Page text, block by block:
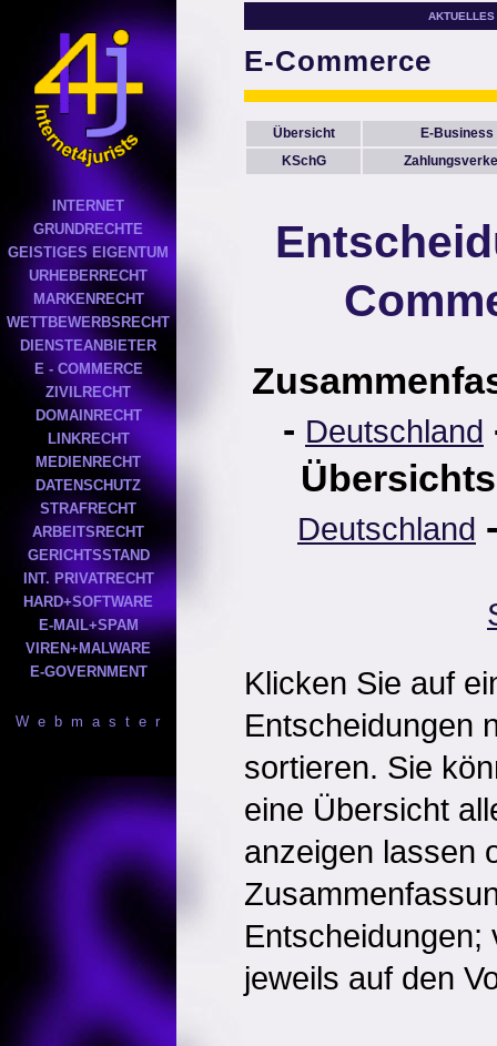
INTERNET
GRUNDRECHTE
GEISTIGES EIGENTUM
URHEBERRECHT
MARKENRECHT
WETTBEWERBSRECHT
DIENSTEANBIETER
E - COMMERCE
ZIVILRECHT
DOMAINRECHT
LINKRECHT
MEDIENRECHT
DATENSCHUTZ
STRAFRECHT
ARBEITSRECHT
GERICHTSSTAND
INT. PRIVATRECHT
HARD+SOFTWARE
E-MAIL+SPAM
VIREN+MALWARE
E-GOVERNMENT
W e b m a s t e r
AKTUELLES
E-Commerce
Übersicht
E-Business
KSchG
- Deutschland
Deutschland
Klicken Sie auf
Entscheidungen
sortieren. Sie
eine Übersicht
anzeigen lassen
Entscheidungen;
jeweils auf den